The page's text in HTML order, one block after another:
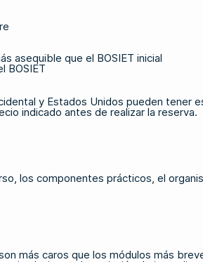
asequible que el BOSIET inicial
BOSIET
y Estados Unidos pueden tener
indicado antes de realizar la reserva.
los componentes prácticos, el
más caros que los módulos más